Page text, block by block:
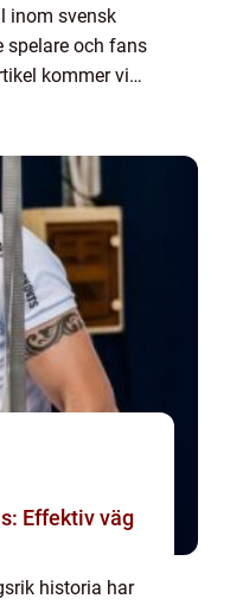
inom svensk
spelare och fans
kommer vi
Effektiv väg
historia har